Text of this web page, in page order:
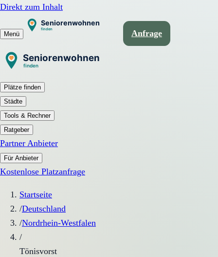
Direkt zum Inhalt
Menü Anfrage
Plätze finden
Städte
Tools & Rechner
Ratgeber
Partner Anbieter
Für Anbieter
Kostenlose Platzanfrage
Startseite
/Deutschland
/Nordrhein-Westfalen
/
Tönisvorst